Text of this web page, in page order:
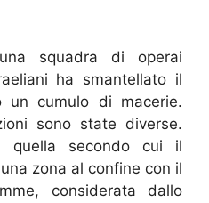
squadra di operai
ha smantellato il
un cumulo di macerie.
sono state diverse.
quella secondo cui il
zona al confine con il
considerata dallo